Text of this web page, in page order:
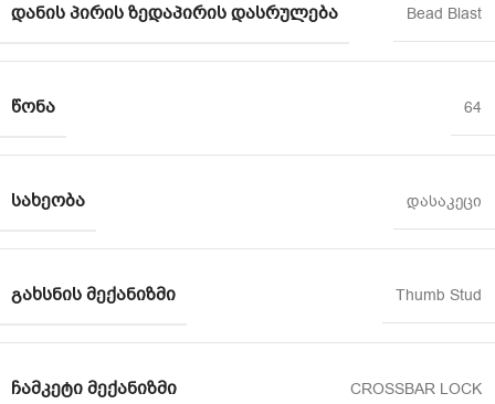
ᲓᲐᲜᲘᲡ ᲞᲘᲠᲘᲡ ᲖᲔᲓᲐᲞᲘᲠᲘᲡ ᲓᲐᲡᲠᲣᲚᲔᲑᲐ Bead Blast
ᲬᲝᲜᲐ 64
ᲡᲐᲮᲔᲝᲑᲐ დასაკეცი
ᲒᲐᲮᲡᲜᲘᲡ ᲛᲔᲥᲐᲜᲘᲖᲛᲘ Thumb Stud
ᲩᲐᲛᲙᲔᲢᲘ ᲛᲔᲥᲐᲜᲘᲖᲛᲘ CROSSBAR LOCK